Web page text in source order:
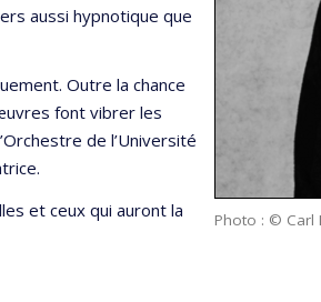
Photo : © Carl
aussi hypnotique que
Outre la chance
font vibrer les
de l’Université
et ceux qui auront la